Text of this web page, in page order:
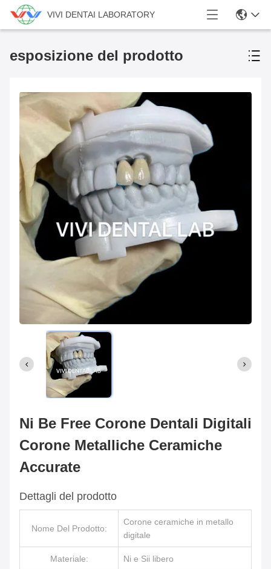
VIVI DENTAI LABORATORY
esposizione del prodotto
Ni Be Free Corone Dentali Digitali
Corone Metalliche Ceramiche
Accurate
Dettagli del prodotto
Nome Del Prodotto:
Corone ceramiche in metallo
digitale
Materiale: Ni e Sii libero